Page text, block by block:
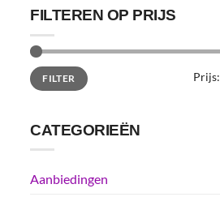
FILTEREN OP PRIJS
Min.
prijs
Max.
prijsFILTER Prijs:
CATEGORIEËN
Aanbiedingen